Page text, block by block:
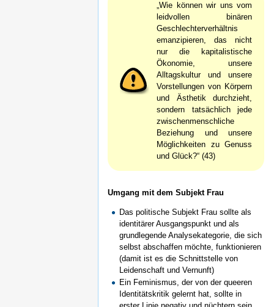
„Wie können wir uns vom
leidvollen binären
Geschlechterverhältnis
emanzipieren, das nicht
nur die kapitalistische
Ökonomie, unsere
Alltagskultur und unsere
Vorstellungen von Körpern
und Ästhetik durchzieht,
sondern tatsächlich jede
zwischenmenschliche
Beziehung und unsere
Möglichkeiten zu Genuss
und Glück?“ (43)
Umgang mit dem Subjekt Frau
Das politische Subjekt Frau sollte als
identitärer Ausgangspunkt und als
grundlegende Analysekategorie, die sich
selbst abschaffen möchte, funktionieren
(damit ist es die Schnittstelle von
Leidenschaft und Vernunft)
Ein Feminismus, der von der queeren
Identitätskritik gelernt hat, sollte in